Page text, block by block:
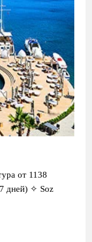
от 1138
дней) ✧ Soz